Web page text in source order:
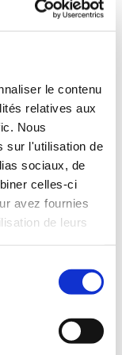
le contenu
relatives aux
Nous
sur l'utilisation de
sociaux, de
celles-ci
avez fournies
de leurs
Habillage Bois
Cloison de